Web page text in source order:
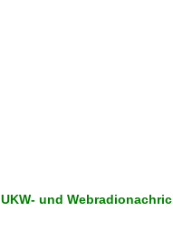
UKW- und